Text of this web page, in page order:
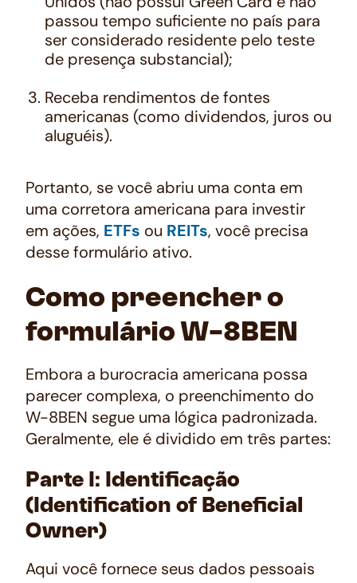
passou tempo suficiente no país para
ser considerado residente pelo teste
de presença substancial);
Receba rendimentos de fontes
americanas (como dividendos, juros ou
aluguéis).
Portanto, se você abriu uma conta em
uma corretora americana para investir
em ações, ETFs ou REITs, você precisa
desse formulário ativo.
Como preencher o
formulário W-8BEN
Embora a burocracia americana possa
parecer complexa, o preenchimento do
W-8BEN segue uma lógica padronizada.
Geralmente, ele é dividido em três partes:
Parte I: Identificação
(Identification of Beneficial
Owner)
Aqui você fornece seus dados pessoais